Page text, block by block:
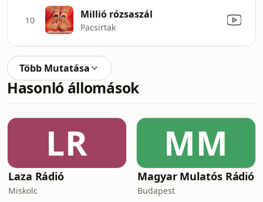
10 Millió rózsaszál
Pacsirtak
Több Mutatása
Hasonló állomások
LR
Laza Rádió
Miskolc
MM
Magyar Mulatós Rádió
Budapest